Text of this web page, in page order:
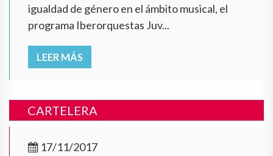
igualdad de género en el ámbito musical, el
programa Iberorquestas Juv...
LEER MÁS
CARTELERA
17/11/2017